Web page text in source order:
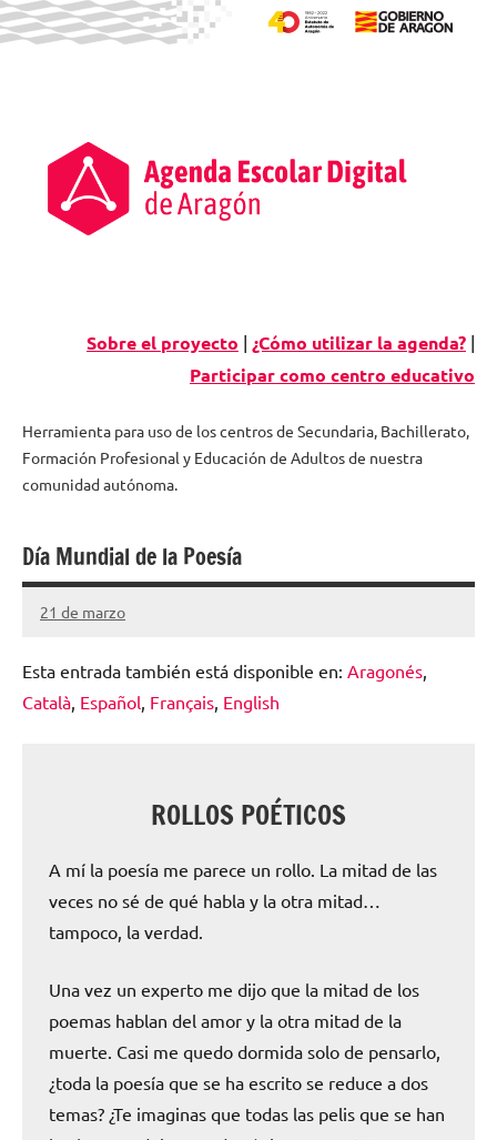
Sobre el proyecto | ¿Cómo utilizar la agenda? |
Participar como centro educativo
Agenda
digital
de
Herramienta para uso de los centros de Secundaria, Bachillerato,
Formación Profesional y Educación de Adultos de nuestra
comunidad autónoma.
Día Mundial de la Poesía
21 de marzo
Santiago
Subirá
Esta entrada también está disponible en: Aragonés
Català Español Français English
ROLLOS POÉTICOS
A mí la poesía me parece un rollo. La mitad de las
veces no sé de qué habla y la otra mitad…
tampoco, la verdad.
Una vez un experto me dijo que la mitad de los
poemas hablan del amor y la otra mitad de la
muerte. Casi me quedo dormida solo de pensarlo,
¿toda la poesía que se ha escrito se reduce a dos
temas? ¿Te imaginas que todas las pelis que se han